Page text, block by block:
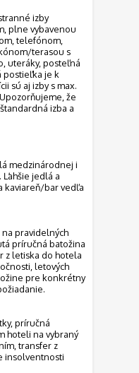
izby
plne vybavenou
telefónom,
terasou s
uteráky, posteľná
postieľka je k
sú aj izby s max.
že
izba a
medzinárodnej i
jedlá a
kaviareň/bar vedľa
pravidelných
príručná batožina
z letiska do hotela
letových
pre konkrétny
príručná
hoteli na vybraný
transfer z
insolventnosti